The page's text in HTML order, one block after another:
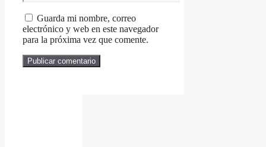
Guarda mi nombre, correo
electrónico y web en este navegador
para la próxima vez que comente.